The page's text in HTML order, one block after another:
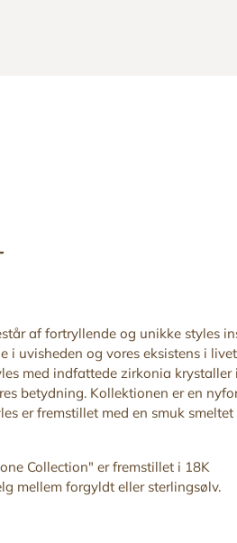
af fortryllende og unikke styles
i uvisheden og vores eksistens i
med indfattede zirkonia krystaller i
betydning. Kollektionen er en
er fremstillet med en smuk
Collection" er fremstillet i 18K
mellem forgyldt eller sterlingsølv.